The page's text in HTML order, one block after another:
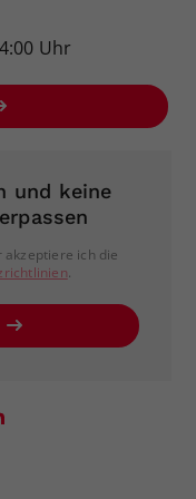
Uhr
und keine
ich die
.